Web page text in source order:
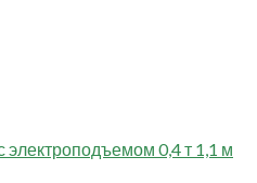
электроподъемом 0,4 т 1,1 м